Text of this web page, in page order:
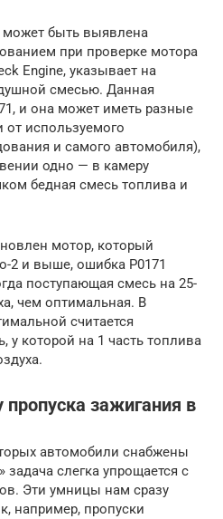
может быть выявлена
при проверке мотора
Engine, указывает на
смесью. Данная
и она может иметь разные
от используемого
и самого автомобиля),
одно — в камеру
бедная смесь топлива и
мотор, который
2 и выше, ошибка P0171
поступающая смесь на 25-
чем оптимальная. В
считается
у которой на 1 часть топлива
пропуска зажигания в
автомобили снабжены
слегка упрощается с
Эти умницы нам сразу
например, пропуски